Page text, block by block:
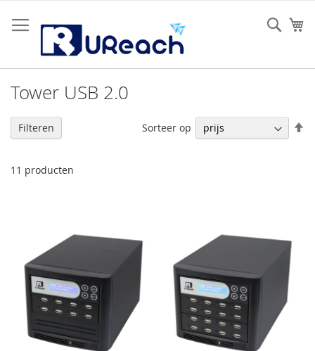
naar
de
Tower USB 2.0
11 producten
Sorteer op
Filteren